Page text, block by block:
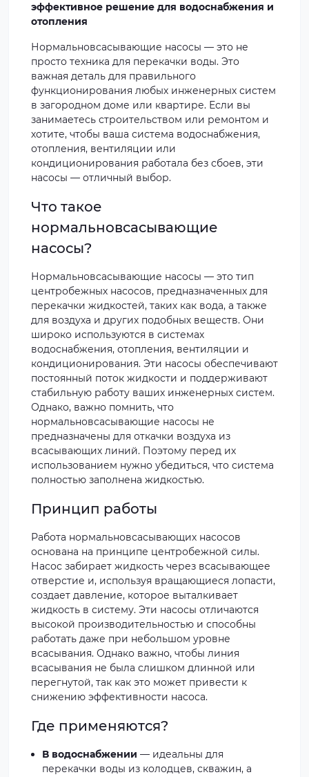
эффективное решение для водоснабжения и
отопления
Нормальновсасывающие насосы — это не
просто техника для перекачки воды. Это
важная деталь для правильного
функционирования любых инженерных систем
в загородном доме или квартире. Если вы
занимаетесь строительством или ремонтом и
хотите, чтобы ваша система водоснабжения,
отопления, вентиляции или
кондиционирования работала без сбоев, эти
насосы — отличный выбор.
Что такое
нормальновсасывающие
насосы?
Нормальновсасывающие насосы — это тип
центробежных насосов, предназначенных для
перекачки жидкостей, таких как вода, а также
для воздуха и других подобных веществ. Они
широко используются в системах
водоснабжения, отопления, вентиляции и
кондиционирования. Эти насосы обеспечивают
постоянный поток жидкости и поддерживают
стабильную работу ваших инженерных систем.
Однако, важно помнить, что
нормальновсасывающие насосы не
предназначены для откачки воздуха из
всасывающих линий. Поэтому перед их
использованием нужно убедиться, что система
полностью заполнена жидкостью.
Принцип работы
Работа нормальновсасывающих насосов
основана на принципе центробежной силы.
Насос забирает жидкость через всасывающее
отверстие и, используя вращающиеся лопасти,
создает давление, которое выталкивает
жидкость в систему. Эти насосы отличаются
высокой производительностью и способны
работать даже при небольшом уровне
всасывания. Однако важно, чтобы линия
всасывания не была слишком длинной или
перегнутой, так как это может привести к
снижению эффективности насоса.
Где применяются?
В водоснабжении — идеальны для
перекачки воды из колодцев, скважин, а